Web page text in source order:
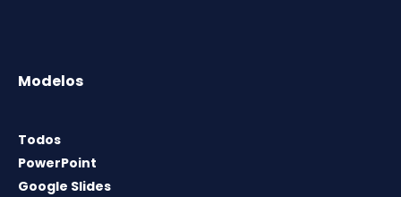
Modelos
Todos
PowerPoint
Google Slides